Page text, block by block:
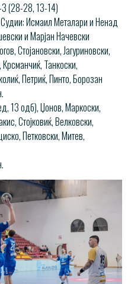
(28-28, 13-14)
Исмаил Металари и Ненад
и Марјан Начевски
Стојановски, Јагуриновски,
Крсманчиќ, Танкоски,
Петриќ, Пинто, Борозан
13 одб), Џонов, Маркоски,
Стојковиќ, Велковски,
Петковски, Митев,